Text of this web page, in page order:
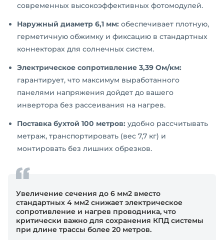
современных высокоэффективных фотомодулей.
Наружный диаметр 6,1 мм: обеспечивает плотную,
герметичную обжимку и фиксацию в стандартных
коннекторах для солнечных систем.
Электрическое сопротивление 3,39 Ом/км:
гарантирует, что максимум выработанного
панелями напряжения дойдет до вашего
инвертора без рассеивания на нагрев.
Поставка бухтой 100 метров: удобно рассчитывать
метраж, транспортировать (вес 7,7 кг) и
монтировать без лишних обрезков.
Увеличение сечения до 6 мм2 вместо
стандартных 4 мм2 снижает электрическое
сопротивление и нагрев проводника, что
критически важно для сохранения КПД системы
при длине трассы более 20 метров.